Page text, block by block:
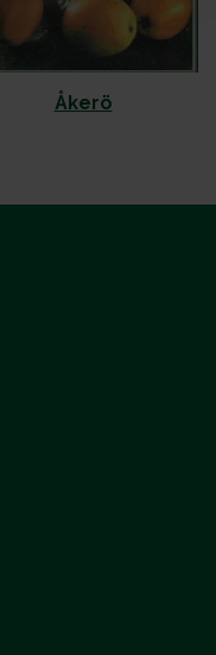
Åke­rö